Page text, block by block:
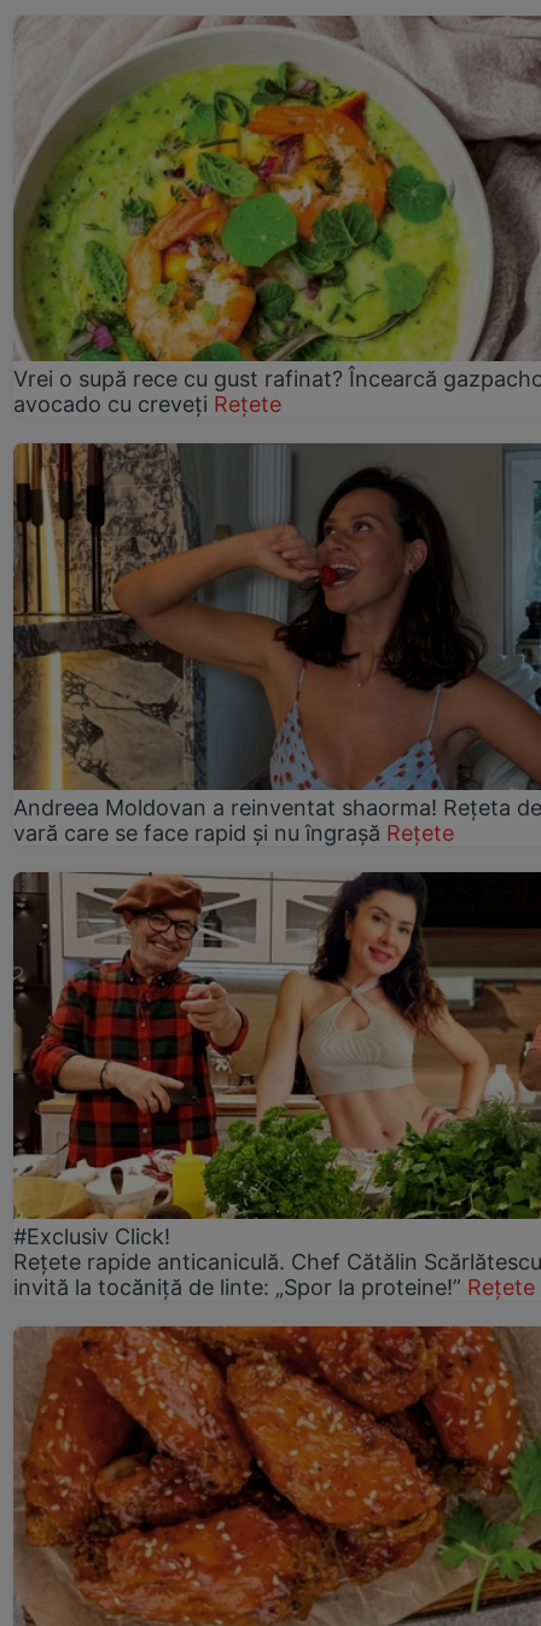
Vrei o supă rece cu gust rafinat? Încearcă
avocado cu creveți Rețete
Andreea Moldovan a reinventat shaorma! Rețeta de
vară care se face rapid și nu îngrașă Rețete
#Exclusiv Click!
Rețete rapide anticaniculă. Chef Cătălin
invită la tocăniță de linte: „Spor la proteine!” Rețete